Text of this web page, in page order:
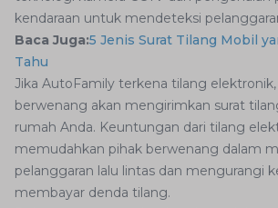
kendaraan untuk mendeteksi
Baca Juga:5 Jenis Surat Tilang Mobil
Tahu
Jika AutoFamily terkena tilang
berwenang akan mengirimkan surat
rumah Anda. Keuntungan dari tilang
memudahkan pihak berwenang dalam
pelanggaran lalu lintas dan mengurangi
membayar denda tilang.